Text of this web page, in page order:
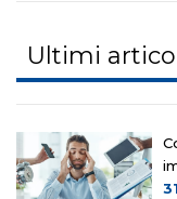
Ultimi